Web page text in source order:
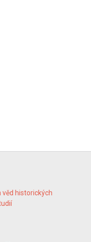
historických